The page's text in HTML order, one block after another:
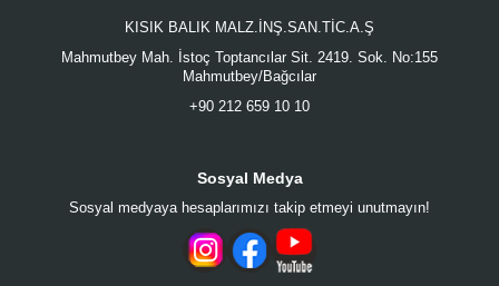
KISIK BALIK MALZ.İNŞ.SAN.TİC.A.Ş
Mahmutbey Mah. İstoç Toptancılar Sit. 2419. Sok. No:155
Mahmutbey/Bağcılar
+90 212 659 10 10
Sosyal Medya
Sosyal medyaya hesaplarımızı takip etmeyi unutmayın!